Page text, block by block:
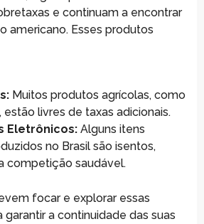
e continuam a encontrar
americano. Esses produtos
Muitos produtos agrícolas, como
livres de taxas adicionais.
Eletrônicos:Alguns itens
no Brasil são isentos,
competição saudável.
focar e explorar essas
a continuidade das suas